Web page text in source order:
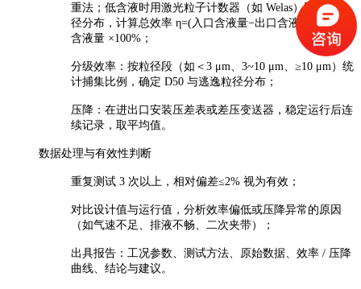
重法；低含液时用激光粒子计数器（如 Welas）同步测粒
径分布，计算总效率 η=(入口含液量−出口含液量)/ 入口
含液量 ×100%；
分级效率：按粒径段（如＜3 μm、3~10 μm、≥10 μm）统
计捕集比例，确定 D50 与逃逸粒径分布；
压降：在进出口安装压差表或差压变送器，稳定运行后连
续记录，取平均值。
数据处理与有效性判断
重复测试 3 次以上，相对偏差≤2% 视为有效；
对比设计值与运行值，分析效率偏低或压降异常的原因
（如气速不足、排液不畅、二次夹带）；
出具报告：工况参数、测试方法、原始数据、效率 / 压降
曲线、结论与建议。